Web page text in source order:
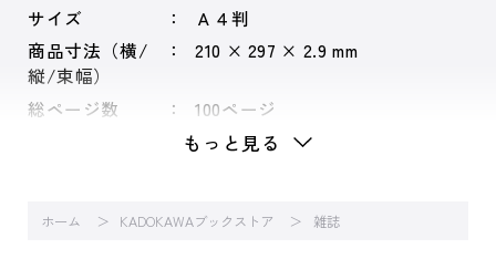
サイズ
Ａ４判
商品寸法（横/
縦/束幅）
210 × 297 × 2.9 mm
総ページ数 100ページ
もっと見る
ホーム KADOKAWAブックストア 雑誌